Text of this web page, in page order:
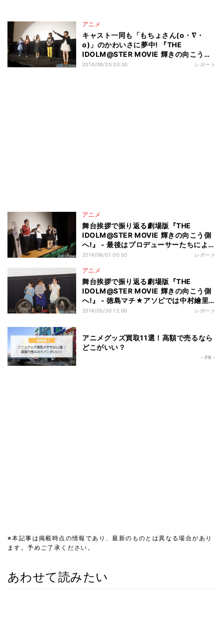
アニメ
キャスト一同も「もちょさん(o・∇・
o)」のかわいさに夢中! 『THE
IDOLM@STER MOVIE 輝きの向こう側
へ! VideoM@ster版』初日舞台挨拶
2014/09/20 00:00 レポート
アニメ
舞台挨拶で振り返る劇場版『THE
IDOLM@STER MOVIE 輝きの向こう側
へ!』 - 最後はプロデューサーたちによ
る、プロデューサーのための舞台挨拶
2014/06/01 00:50 レポート
アニメ
舞台挨拶で振り返る劇場版『THE
IDOLM@STER MOVIE 輝きの向こう側
へ!』 - 徳島マチ★アソビでは中村繪里
子とSKE48松井玲奈のアイドル秘話も!
2014/05/30 12:00 レポート
アニメグッズ買取11選！高額で売るなら
どこがいい？
- PR -
※本記事は掲載時点の情報であり、最新のものとは異なる場合があり
ます。予めご了承ください。
あわせて読みたい